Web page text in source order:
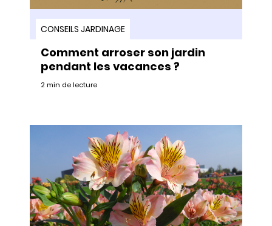
CONSEILS JARDINAGE
Comment arroser son jardin
pendant les vacances ?
2 min de lecture